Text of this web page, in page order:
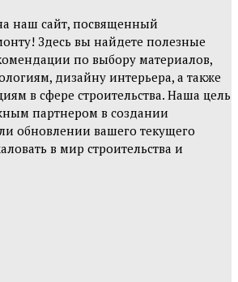
наш сайт, посвященный
Здесь вы найдете полезные
по выбору материалов,
дизайну интерьера, а также
в сфере строительства. Наша цель
партнером в создании
обновлении вашего текущего
в мир строительства и